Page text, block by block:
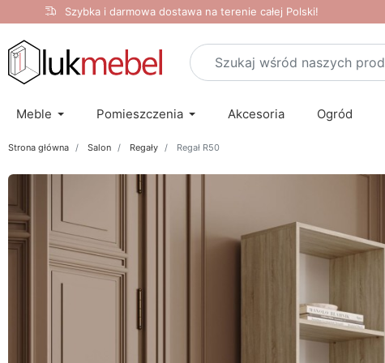
Szybka i darmowa dostawa na terenie całej Polski!
Meble Pomieszczenia Akcesoria Ogród
Strona główna Salon Regały Regał R50